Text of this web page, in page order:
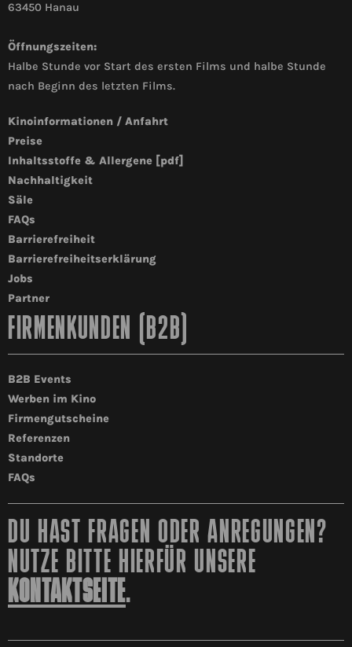
63450 Hanau
Öffnungszeiten:
Halbe Stunde vor Start des ersten Films und halbe Stunde
nach Beginn des letzten Films.
Kinoinformationen / Anfahrt
Preise
Inhaltsstoffe & Allergene [pdf]
Nachhaltigkeit
Säle
FAQs
Barrierefreiheit
Barrierefreiheitserklärung
Jobs
Partner
FIRMENKUNDEN (B2B)
B2B Events
Werben im Kino
Firmengutscheine
Referenzen
Standorte
FAQs
DU HAST FRAGEN ODER ANREGUNGEN?
NUTZE BITTE HIERFÜR UNSERE
KONTAKTSEITE.